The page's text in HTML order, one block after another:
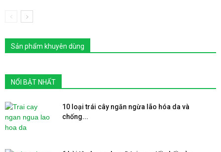
Sản phẩm khuyên dùng
NỔI BẬT NHẤT
10 loại trái cây ngăn ngừa lão hóa da và
chống...